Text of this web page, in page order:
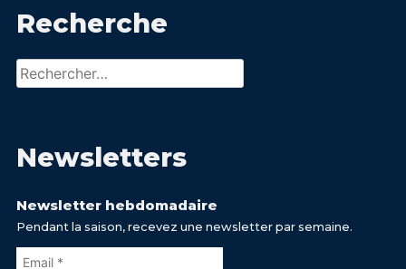
Recherche
Rechercher :
Newsletters
Newsletter hebdomadaire
Pendant la saison, recevez une newsletter par semaine.